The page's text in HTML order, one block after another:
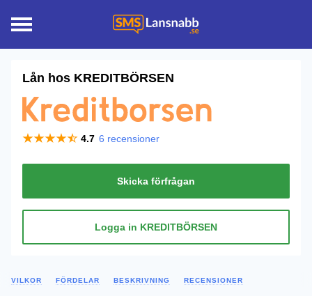
Lån hos KREDITBÖRSEN
4.7 6 recensioner
Skicka förfrågan
Logga in KREDITBÖRSEN
VILKOR FÖRDELAR BESKRIVNING RECENSIONER